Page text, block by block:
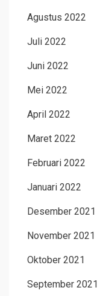
Agustus 2022
Juli 2022
Juni 2022
Mei 2022
April 2022
Maret 2022
Februari 2022
Januari 2022
Desember 2021
November 2021
Oktober 2021
September 2021